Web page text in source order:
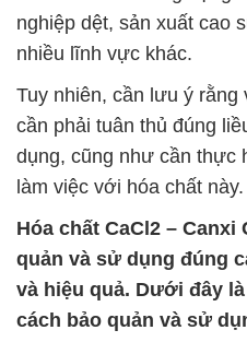
nghiệp dệt, sản xuất cao
nhiều lĩnh vực khác.
Tuy nhiên, cần lưu ý
cần phải tuân thủ đúng
dụng, cũng như cần thực
làm việc với hóa chất này.
Hóa chất CaCl2 – Canxi
quản và sử dụng đúng
và hiệu quả. Dưới đây
cách bảo quản và sử